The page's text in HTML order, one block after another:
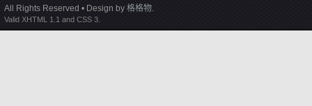
All Rights Reserved • Design by 格格物.
Valid XHTML 1.1 and CSS 3.